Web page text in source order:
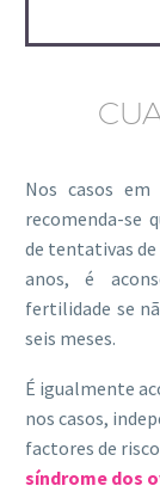
Nos casos
recomenda-se
de tentativas de
anos, é
fertilidade se
seis meses.
É igualmente
nos casos,
factores de
síndrome dos